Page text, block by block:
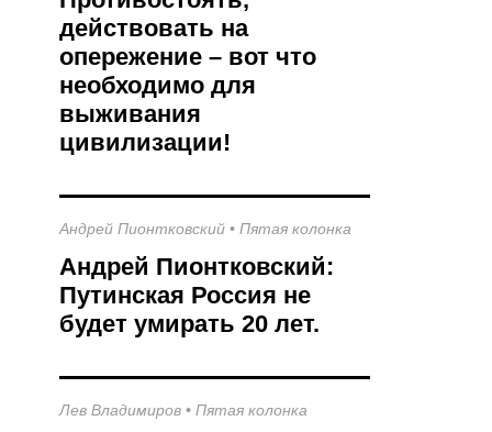
действовать на
опережение – вот что
необходимо для
выживания
цивилизации!
Андрей Пионтковский • Пятая колонка
Андрей Пионтковский:
Путинская Россия не
будет умирать 20 лет.
Лев Владимиров • Пятая колонка